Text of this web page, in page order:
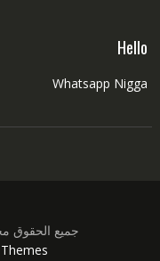
Hello
Whatsapp Nigga
جميع الحقوق